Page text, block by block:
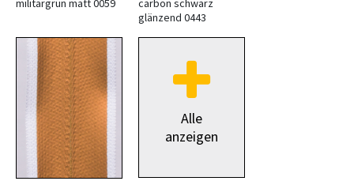
militärgrün matt 0059
carbon schwarz
glänzend 0443
Alle
anzeigen